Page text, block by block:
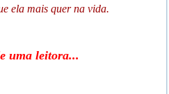
ela mais quer na vida.
uma leitora...